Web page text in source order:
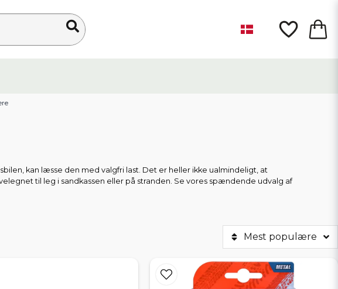
kan læsse den med valgfri last. Det er heller ikke ualmindeligt, at
til leg i sandkassen eller på stranden. Se vores spændende udvalg af
Mest populære